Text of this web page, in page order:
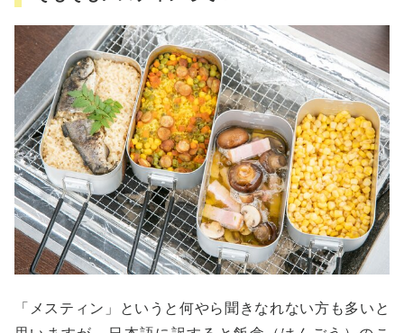
「メスティン」というと何やら聞きなれない方も多いと